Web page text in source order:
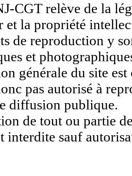
CGT relève de la
et la propriété
de reproduction y
et
générale du site
pas autorisé à
diffusion publique.
de tout ou partie
interdite sauf